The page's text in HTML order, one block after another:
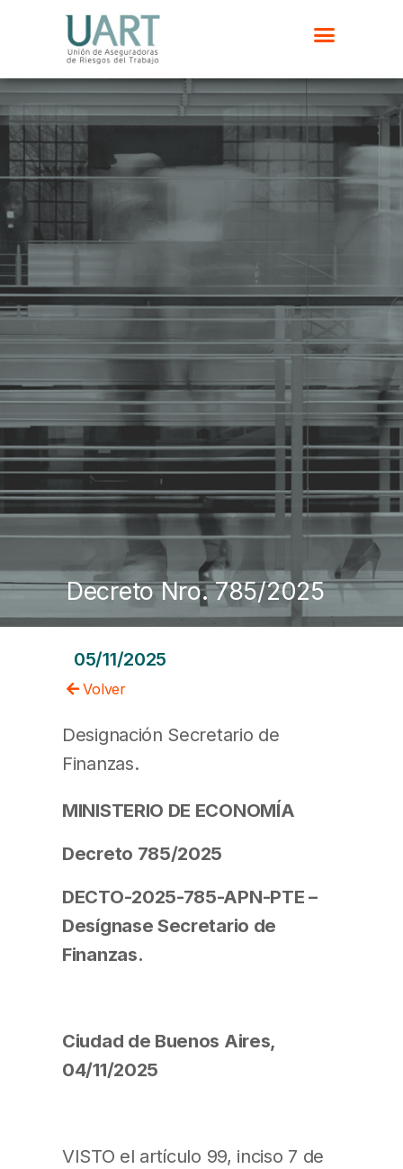
Decreto Nro. 785/2025
05/11/2025
Volver
Designación Secretario de
Finanzas.
MINISTERIO DE ECONOMÍA
Decreto 785/2025
DECTO-2025-785-APN-PTE –
Desígnase Secretario de
Finanzas.
Ciudad de Buenos Aires,
04/11/2025
VISTO el artículo 99, inciso 7 de